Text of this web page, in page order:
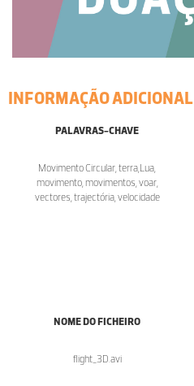
INFORMAÇÃO ADICIONAL
PALAVRAS-CHAVE
Movimento Circular, terra,Lua,
movimento, movimentos, voar,
vectores, trajectória, velocidade
NOME DO FICHEIRO
flight_3D.avi